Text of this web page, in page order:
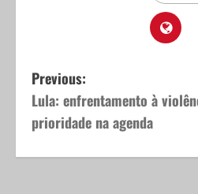
P
o
s
Previous:
Lula: enfrentamento à
prioridade na agenda